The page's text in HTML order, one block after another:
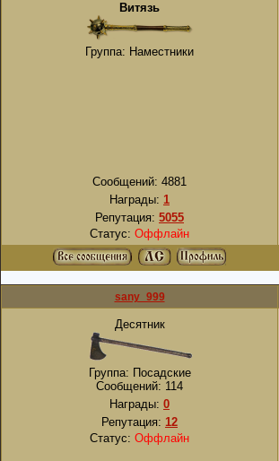
Витязь
Группа: Наместники
Сообщений: 4881
Награды: 1
Репутация: 5055
Статус: Оффлайн
sany_999
Десятник
Группа: Посадские
Сообщений: 114
Награды: 0
Репутация: 12
Статус: Оффлайн